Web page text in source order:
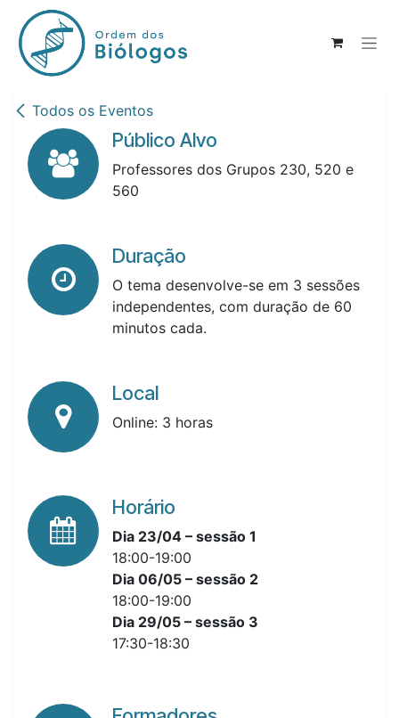
Pular para o conteúdo
Todos os Eventos
Público Alvo
Professores dos Grupos 230, 520 e
560
Duração
O tema desenvolve-se em 3 sessões
independentes, com duração de 60
minutos cada.
Local
Online: 3 horas
Horário
Dia 23/04 – sessão 1
18:00-19:00
Dia 06/05 – sessão 2
18:00-19:00
Dia 29/05 – sessão 3
17:30-18:30